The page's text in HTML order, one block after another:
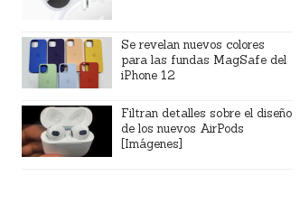
Se revelan nuevos colores
para las fundas MagSafe del
iPhone 12
Filtran detalles sobre el diseño
de los nuevos AirPods
[Imágenes]